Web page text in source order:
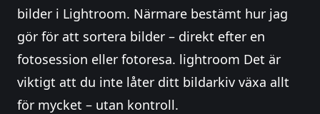
bilder i Lightroom. Närmare bestämt hur jag
gör för att sortera bilder – direkt efter en
fotosession eller fotoresa. lightroom Det är
viktigt att du inte låter ditt bildarkiv växa allt
för mycket – utan kontroll.